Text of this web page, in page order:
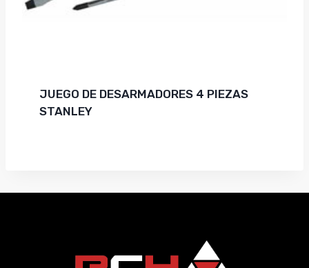
JUEGO DE DESARMADORES 4 PIEZAS
STANLEY